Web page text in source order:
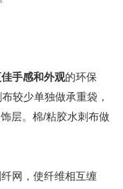
手感和外观的环保
较少单独做承重袋，
层。棉/粘胶水刺布做
网，使纤维相互缠